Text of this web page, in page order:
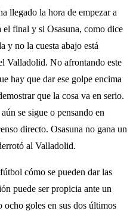
llegado la hora de empezar a
el final y si Osasuna, como dice
y no la cuesta abajo está
Valladolid. No afrontando este
hay que dar ese golpe encima
que la cosa va en serio.
se sigue o pensando en
directo. Osasuna no gana un
al Valladolid.
cómo se pueden dar las
puede ser propicia ante un
ocho goles en sus dos últimos